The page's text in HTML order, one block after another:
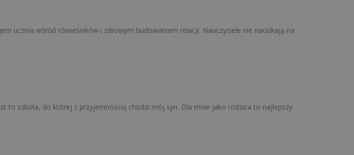
ucznia wśród rówieśników i zdrowym budowaniem relacji. Nauczyciele nie naciskają na
to szkoła, do której z przyjemnością chodzi mój syn. Dla mnie jako rodzica to najlepszy